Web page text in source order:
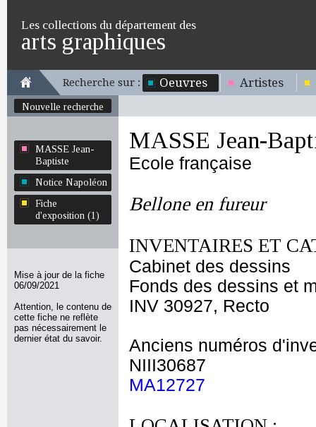
Les collections du département des
arts graphiques
Recherche sur : Oeuvres Artistes
Nouvelle recherche
MASSE Jean-
Baptiste
Notice Napoléon
Fiche
d'exposition (1)
Mise à jour de la fiche
06/09/2021
Attention, le contenu de
cette fiche ne reflète
pas nécessairement le
dernier état du savoir.
MASSE Jean-
Ecole française
Bellone en fureur
INVENTAIRES ET
Cabinet des dessins
Fonds des dessins et
INV 30927, Recto
Anciens numéros
NIII30687
MA12727